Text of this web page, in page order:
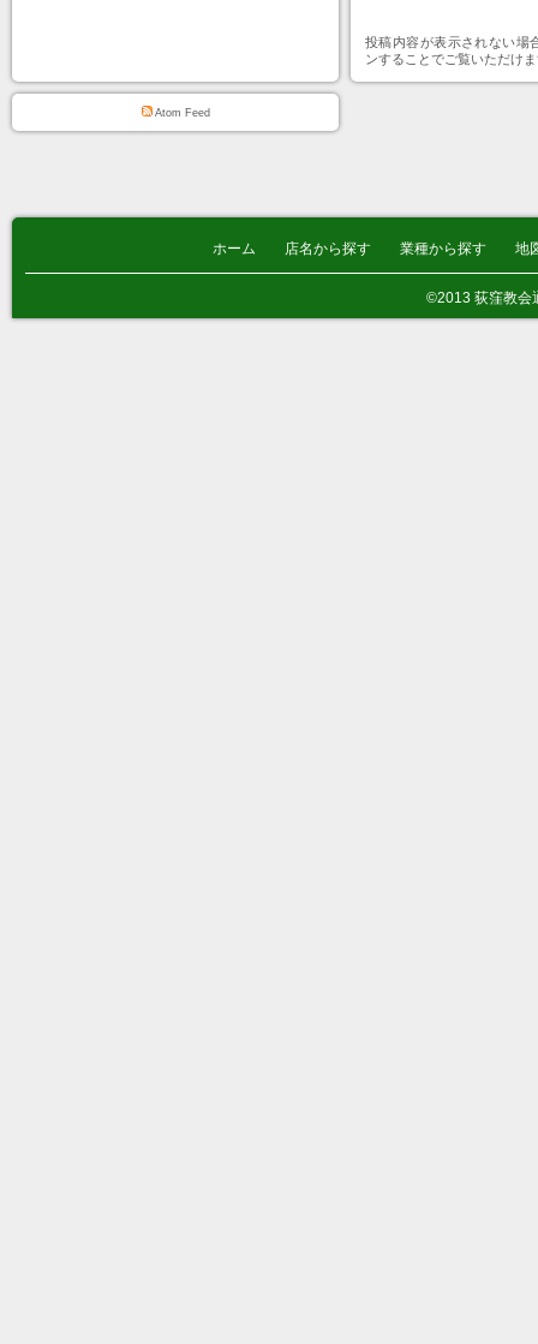
投稿内容が表示されない場
ンすることでご覧いただけ
Atom Feed
ホーム 店名から探す 業種から探す 地
©2013 荻窪教会